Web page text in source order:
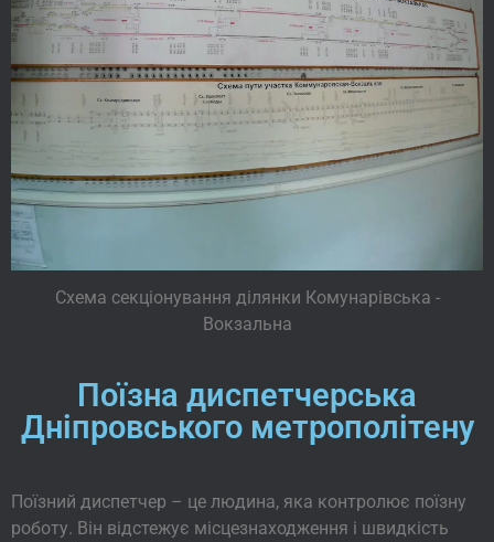
Схема секціонування ділянки Комунарівська -
Вокзальна
Поїзна диспетчерська
Дніпровського метрополітену
Поїзний диспетчер – це людина, яка контролює поїзну
роботу. Він відстежує місцезнаходження і швидкість